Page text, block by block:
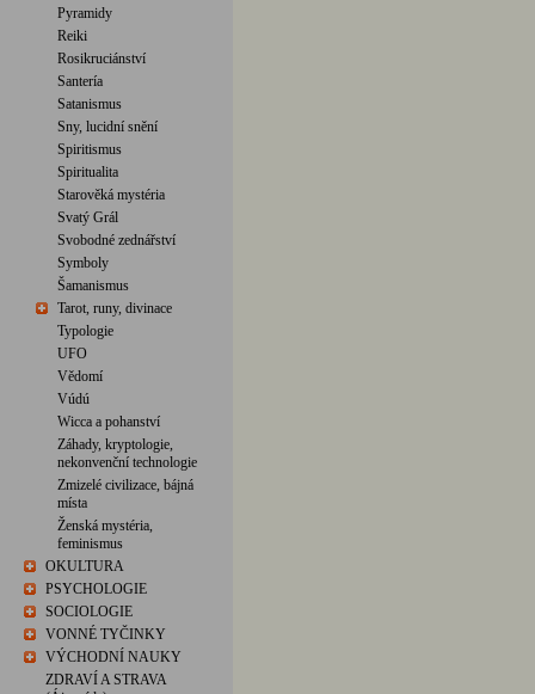
Pyramidy
Reiki
Rosikruciánství
Santería
Satanismus
Sny, lucidní snění
Spiritismus
Spiritualita
Starověká mystéria
Svatý Grál
Svobodné zednářství
Symboly
Šamanismus
Tarot, runy, divinace
Typologie
UFO
Vědomí
Vúdú
Wicca a pohanství
Záhady, kryptologie,
nekonvenční technologie
Zmizelé civilizace, bájná
místa
Ženská mystéria,
feminismus
OKULTURA
PSYCHOLOGIE
SOCIOLOGIE
VONNÉ TYČINKY
VÝCHODNÍ NAUKY
ZDRAVÍ A STRAVA